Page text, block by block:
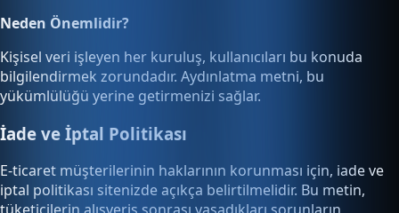
Neden Önemlidir?
Kişisel veri işleyen her kuruluş, kullanıcıları bu konuda
bilgilendirmek zorundadır. Aydınlatma metni, bu
yükümlülüğü yerine getirmenizi sağlar.
İade ve İptal Politikası
E-ticaret müşterilerinin haklarının korunması için, iade ve
iptal politikası sitenizde açıkça belirtilmelidir. Bu metin,